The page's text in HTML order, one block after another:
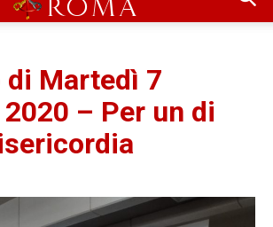
di Martedì 7
– Per un di